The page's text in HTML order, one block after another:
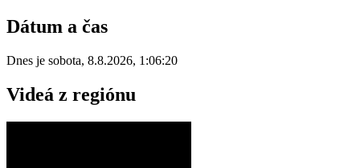
Dátum a čas
Dnes je sobota, 8.8.2026, 1:06:20
Videá z regiónu